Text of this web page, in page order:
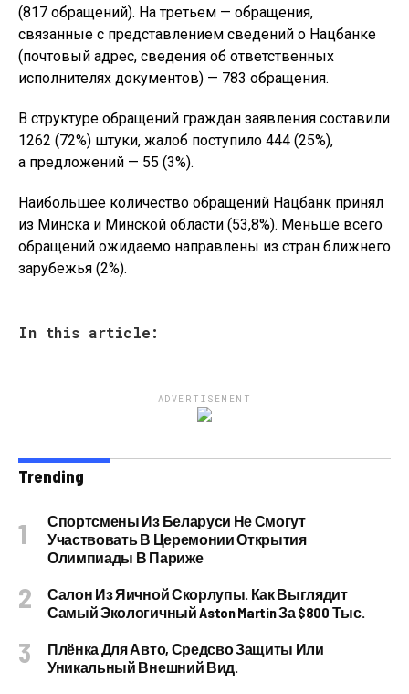
(817 обращений). На третьем — обращения,
связанные с представлением сведений о Нацбанке
(почтовый адрес, сведения об ответственных
исполнителях документов) — 783 обращения.
В структуре обращений граждан заявления составили
1262 (72%) штуки, жалоб поступило 444 (25%),
а предложений — 55 (3%).
Наибольшее количество обращений Нацбанк принял
из Минска и Минской области (53,8%). Меньше всего
обращений ожидаемо направлены из стран ближнего
зарубежья (2%).
In this article:
ADVERTISEMENT
Trending
Спортсмены Из Беларуси Не Смогут
Участвовать В Церемонии Открытия
Олимпиады В Париже
Салон Из Яичной Скорлупы. Как Выглядит
Самый Экологичный Aston Martin За $800 Тыс.
Плёнка Для Авто, Средсво Защиты Или
Уникальный Внешний Вид.